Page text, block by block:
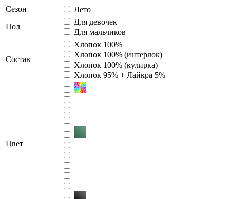
Сезон
Лето
Пол
Для девочек
Для мальчиков
Состав
Хлопок 100%
Хлопок 100% (интерлок)
Хлопок 100% (кулирка)
Хлопок 95% + Лайкра 5%
Цвет